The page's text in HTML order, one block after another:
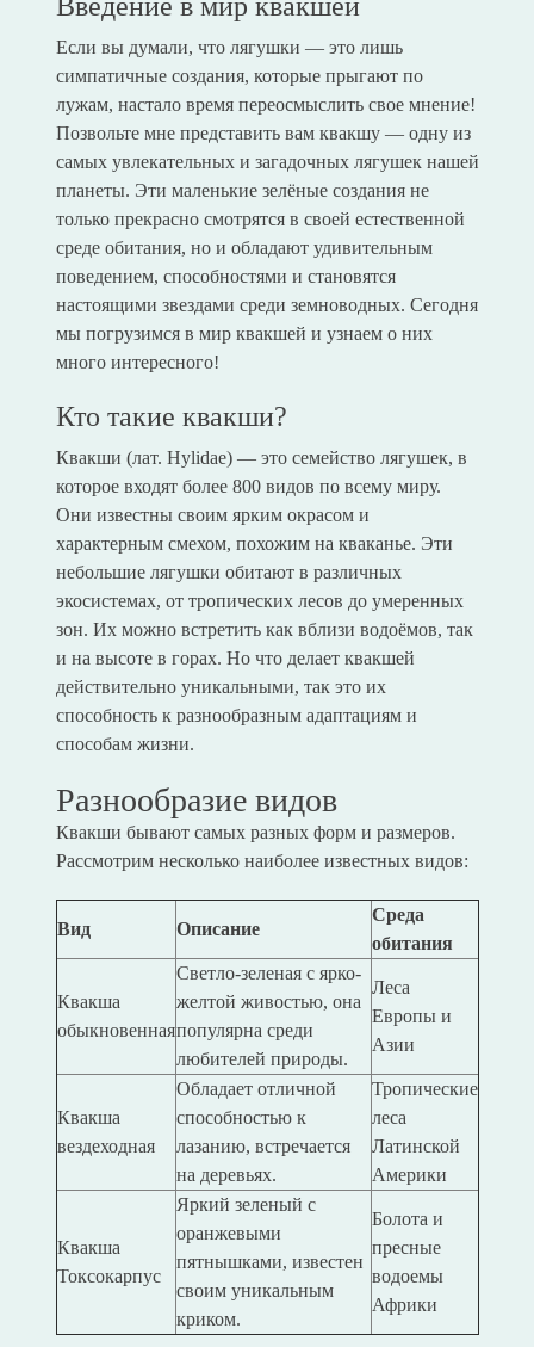
Введение в мир квакшей
Если вы думали, что лягушки — это лишь
симпатичные создания, которые прыгают по
лужам, настало время переосмыслить свое мнение!
Позвольте мне представить вам квакшу — одну из
самых увлекательных и загадочных лягушек нашей
планеты. Эти маленькие зелёные создания не
только прекрасно смотрятся в своей естественной
среде обитания, но и обладают удивительным
поведением, способностями и становятся
настоящими звездами среди земноводных. Сегодня
мы погрузимся в мир квакшей и узнаем о них
много интересного!
Кто такие квакши?
Квакши (лат. Hylidae) — это семейство лягушек, в
которое входят более 800 видов по всему миру.
Они известны своим ярким окрасом и
характерным смехом, похожим на кваканье. Эти
небольшие лягушки обитают в различных
экосистемах, от тропических лесов до умеренных
зон. Их можно встретить как вблизи водоёмов, так
и на высоте в горах. Но что делает квакшей
действительно уникальными, так это их
способность к разнообразным адаптациям и
способам жизни.
Разнообразие видов
Квакши бывают самых разных форм и размеров.
Рассмотрим несколько наиболее известных видов:
Вид Описание
Среда
обитания
Квакша
обыкновенная
Светло-зеленая с ярко-
желтой живостью, она
популярна среди
любителей природы.
Леса
Европы и
Азии
Квакша
вездеходная
Обладает отличной
способностью к
лазанию, встречается
на деревьях.
Тропические
леса
Латинской
Америки
Квакша
Токсокарпус
Яркий зеленый с
оранжевыми
пятнышками, известен
своим уникальным
криком.
Болота и
пресные
водоемы
Африки